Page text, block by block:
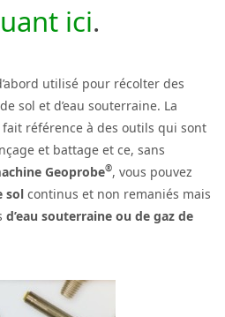
ici.
utilisé pour récolter des
sol et d’eau souterraine. La
référence à des outils qui sont
et battage et ce, sans
Geoprobe®, vous pouvez
sol continus et non remaniés mais
d’eau souterraine ou de gaz de